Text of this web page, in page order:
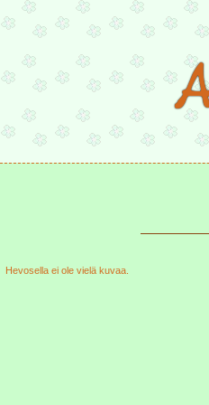
Hevosella ei ole vielä kuvaa.